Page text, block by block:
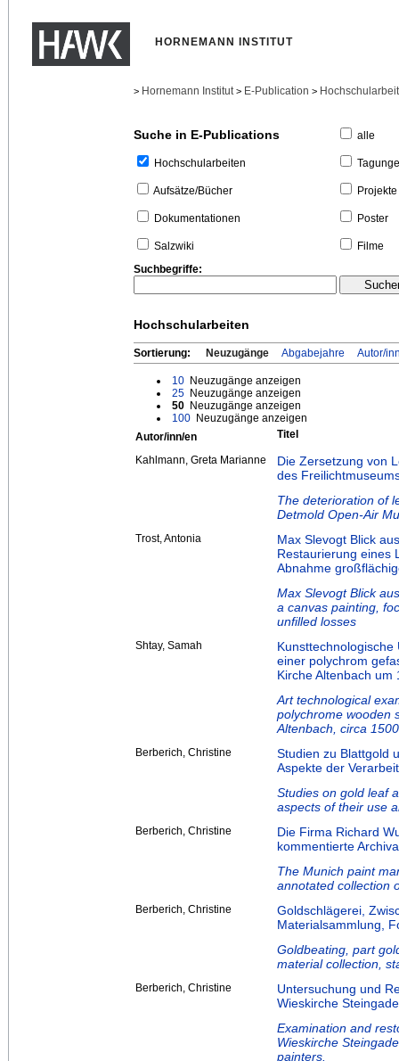
HORNEMANN INSTITUT
> Hornemann Institut > E-Publication >
Suche in E-Publications
Hochschularbeiten
Aufsätze/Bücher
Dokumentationen
Salzwiki
alle
Projekte
Poster
Filme
Suchbegriffe:
Hochschularbeiten
Sortierung: Neuzugänge Abgabejahre Autor/
10 Neuzugänge anzeigen
25 Neuzugänge anzeigen
50 Neuzugänge anzeigen
100 Neuzugänge anzeigen
Autor/inn/en
Titel
Kahlmann, Greta Marianne
Die Zersetzung von
des
The deterioration of
Detmold Open-Air
Trost, Antonia
Max Slevogt Blick
Restaurierung eines
Abnahme
Max Slevogt Blick
a canvas painting,
unfilled losses
Shtay, Samah
einer polychrom
Kirche Altenbach um
Art technological
polychrome wooden
Altenbach, circa
Berberich, Christine
Studien zu Blattgold
Aspekte der
Studies on gold leaf
aspects of their use
Berberich, Christine
Die Firma Richard
kommentierte
The Munich paint
annotated collection
Berberich, Christine
Goldschlägerei,
Materialsammlung,
Goldbeating, part
material collection,
Berberich, Christine
Untersuchung und
Wieskirche
Examination and
Wieskirche
painters.